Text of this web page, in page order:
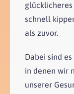
glücklicheres
schnell
als zuvor.
Dabei sind
in denen wir
unserer